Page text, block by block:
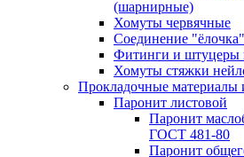
(шарнирные)
Хомуты червячные
Соединение "ёлочка"
Фитинги и штуцеры
Хомуты стяжки
Прокладочные материалы
Паронит листовой
Паронит
ГОСТ 481-80
Паронит